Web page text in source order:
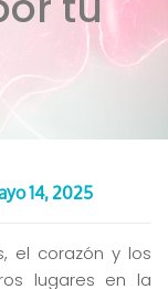
14, 2025
el corazón y los
lugares en la